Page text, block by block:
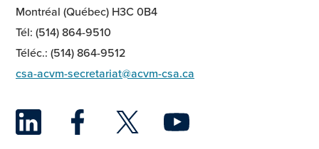
Montréal (Québec) H3C 0B4
Tél: (514) 864-9510
Téléc.: (514) 864-9512
csa-acvm-secretariat@acvm-csa.ca
LinkedIn
Facebook
Twitter